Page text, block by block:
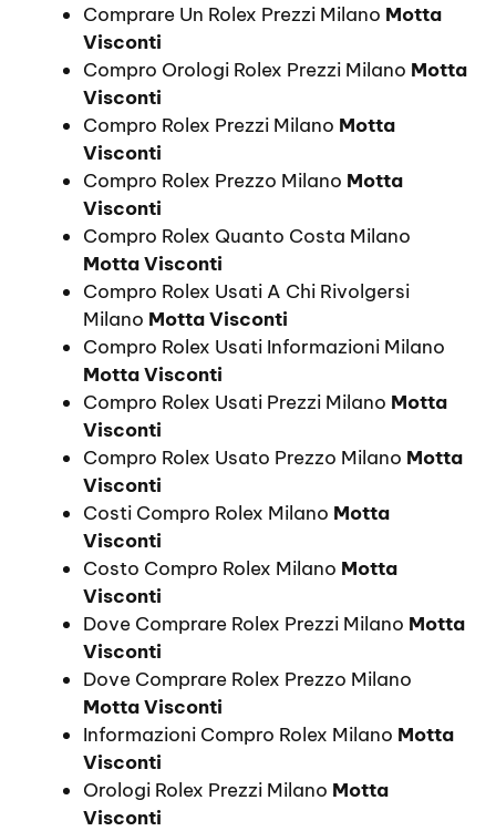
Comprare Un Rolex Prezzi Milano Motta
Visconti
Compro Orologi Rolex Prezzi Milano Motta
Visconti
Compro Rolex Prezzi Milano Motta
Visconti
Compro Rolex Prezzo Milano Motta
Visconti
Compro Rolex Quanto Costa Milano
Motta Visconti
Compro Rolex Usati A Chi Rivolgersi
Milano Motta Visconti
Compro Rolex Usati Informazioni Milano
Motta Visconti
Compro Rolex Usati Prezzi Milano Motta
Visconti
Compro Rolex Usato Prezzo Milano Motta
Visconti
Costi Compro Rolex Milano Motta
Visconti
Costo Compro Rolex Milano Motta
Visconti
Dove Comprare Rolex Prezzi Milano Motta
Visconti
Dove Comprare Rolex Prezzo Milano
Motta Visconti
Informazioni Compro Rolex Milano Motta
Visconti
Orologi Rolex Prezzi Milano Motta
Visconti